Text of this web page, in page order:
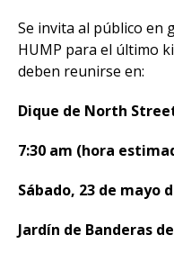
Se invita al público en
HUMP para el último
deben reunirse en:
Dique de North
7:30 am (hora
Sábado, 23 de mayo
Jardín de Banderas